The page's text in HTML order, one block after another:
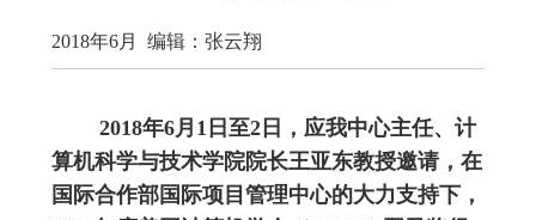
2018年6月 编辑：张云翔
2018年6月1日至2日，应我中心主任、计
算机科学与技术学院院长王亚东教授邀请，在
国际合作部国际项目管理中心的大力支持下，